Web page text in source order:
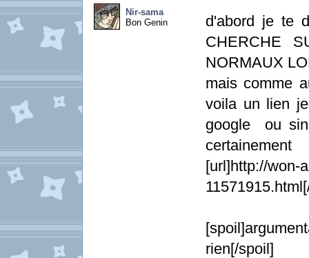
Nir-sama
Bon Genin
d'abord je te
CHERCHE
NORMAUX
mais comme
voila un lien
google ou
certainement
[url]http://won-
rien[/spoil]